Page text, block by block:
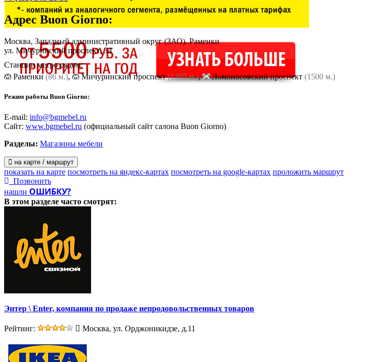
Адрес Buon Giorno:
Москва, Западный административный округ (ЗАО). Раменки
ул. Мичуринский проспект, 34
Станции метро рядом:
Раменки(86 м.), Мичуринский проспект(1355 м.), Ломоносовский проспект (1500 м.)
Режим работы Buon Giorno:
E-mail: info@bgmebel.ru
Сайт: www.bgmebel.ru (официальный сайт салона Buon Giorno)
Разделы: Магазины мебели
на карте / маршрут
показать на карте посмотреть на яндекс-картах посмотреть на google-картах проложить маршрут
Позвонить
нашли ОШИБКУ?
В этом разделе часто смотрят:
Энтер \ Enter, компания по продаже непродовольственных товаров
Рейтинг: Москва, ул. Орджоникидзе, д.11